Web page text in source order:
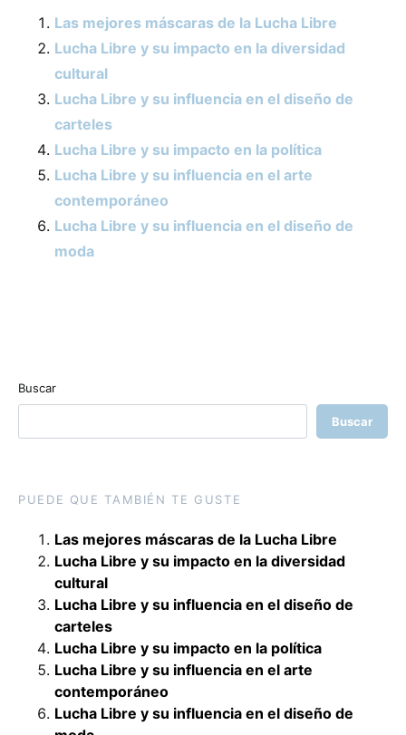
Las mejores máscaras de la Lucha Libre
Lucha Libre y su impacto en la diversidad
cultural
Lucha Libre y su influencia en el diseño de
carteles
Lucha Libre y su impacto en la política
Lucha Libre y su influencia en el arte
contemporáneo
Lucha Libre y su influencia en el diseño de
moda
Buscar
Buscar
PUEDE QUE TAMBIÉN TE GUSTE
Las mejores máscaras de la Lucha Libre
Lucha Libre y su impacto en la diversidad
cultural
Lucha Libre y su influencia en el diseño de
carteles
Lucha Libre y su impacto en la política
Lucha Libre y su influencia en el arte
contemporáneo
Lucha Libre y su influencia en el diseño de